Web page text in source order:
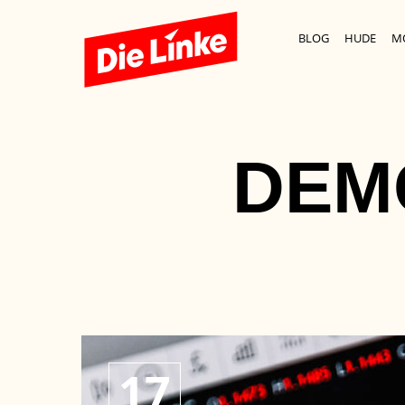
BLOG HUDE
17